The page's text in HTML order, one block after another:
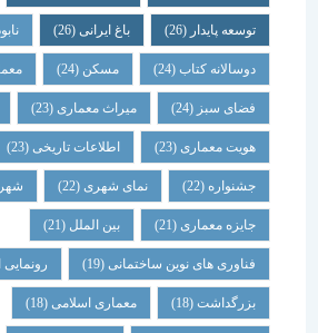
توسعه پایدار(26) باغ ایرانی(26) نابودی و
دوسالانه کتاب(24) مسکن (24) معماری
فضای سبز(24) میراث معماری (23)
هویت معماری (23) اطلاعات تاریخی(23)
جشنواره(22) نمای شهری(22) شهر های
جایزه معماری (21) بین الملل(21)
فناوری های نوین ساختمانی(19) رونمایی از کتاب
بزرگداشت (18) معماری اسلامی(18)